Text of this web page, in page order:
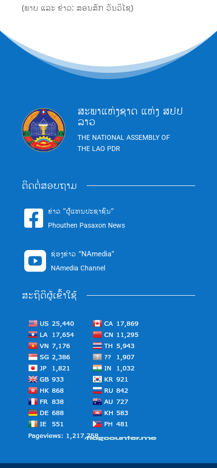
(ພາບ ແລະ ຂ່າວ: ສອນສັກ ວັນວິໄຊ)
ສະພາແຫ່ງຊາດ ແຫ່ງ ສປປ
ລາວ
THE NATIONAL ASSEMBLY OF
THE LAO PDR
ຕິດຕໍ່ສອບຖາມ
 ຂ່າວ "ຜູ້ແທນປະຊາຊົນ"
Phouthen Pasaxon News
 ຊ່ອງຂ່າວ "NAmedia"
NAmedia Channel
ສະຖິຕິຜູ້ເຂົ້າໃຊ້